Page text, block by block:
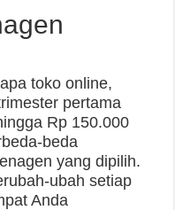
toko online,
pertama
Rp 150.000
beda
yang dipilih.
ubah setiap
Anda